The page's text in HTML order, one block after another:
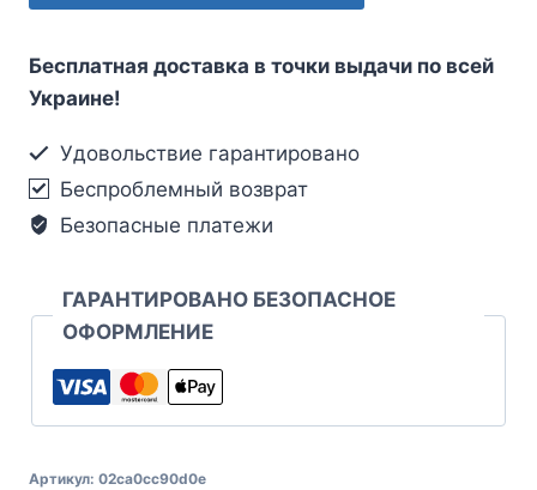
Бесплатная доставка в точки выдачи по всей
Украине!
Удовольствие гарантировано
Беспроблемный возврат
Безопасные платежи
ГАРАНТИРОВАНО БЕЗОПАСНОЕ
ОФОРМЛЕНИЕ
Артикул: 02ca0cc90d0e